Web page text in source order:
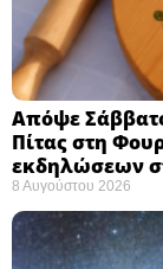
Απόψε
Πίτας στη
εκδηλώσεων
8 Αυγούστου 2026